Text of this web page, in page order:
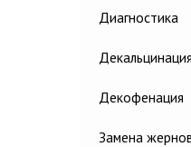
Диагностика
Декальцинация
Декофенация
Замена